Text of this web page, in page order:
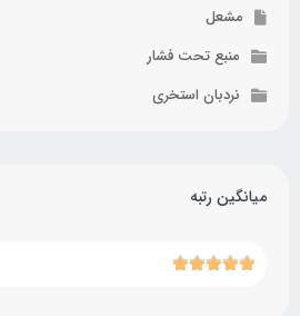
مشعل
منبع تحت فشار
نردبان استخری
میانگین رتبه